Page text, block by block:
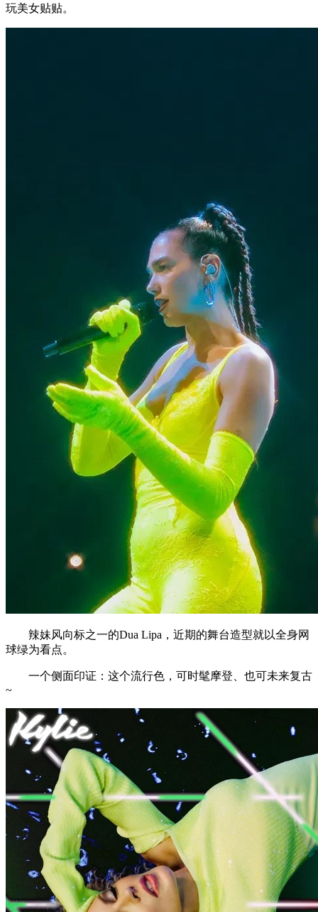
玩美女贴贴。
辣妹风向标之一的Dua Lipa，近期的舞台造型就以全身网
球绿为看点。
一个侧面印证：这个流行色，可时髦摩登、也可未来复古
~